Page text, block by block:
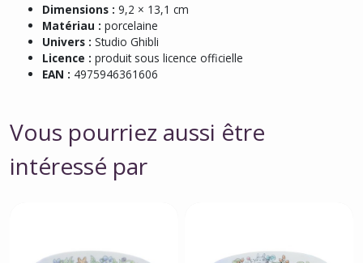
Dimensions : 9,2 × 13,1 cm
Matériau : porcelaine
Univers : Studio Ghibli
Licence : produit sous licence officielle
EAN : 4975946361606
Vous pourriez aussi être
intéressé par